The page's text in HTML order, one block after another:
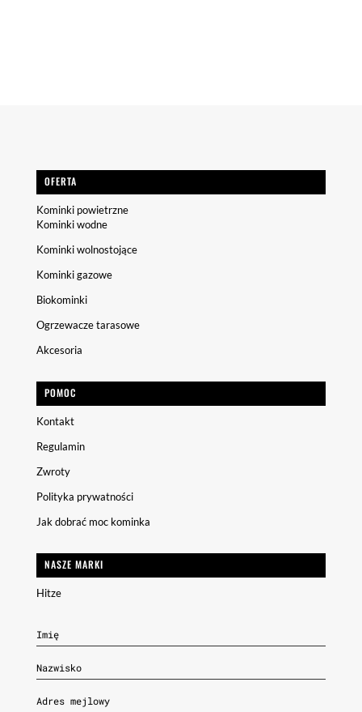
OFERTA
Kominki powietrzne
Kominki wodne
Kominki wolnostojące
Kominki gazowe
Biokominki
Ogrzewacze tarasowe
Akcesoria
POMOC
Kontakt
Regulamin
Zwroty
Polityka prywatności
Jak dobrać moc kominka
NASZE MARKI
Hitze